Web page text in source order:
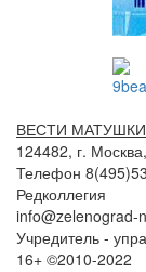
ВЕСТИ
124482, г.
Телефон
Редколлегия
info@zelenograd-
Учредитель -
16+ ©2010-2022